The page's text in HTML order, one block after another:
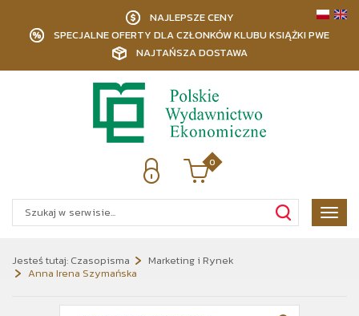
NAJLEPSZE CENY
SPECJALNE OFERTY DLA CZŁONKÓW KLUBU KSIĄŻKI PWE
NAJTAŃSZA DOSTAWA
0
Pokaż
menu
Jesteś tutaj: Czasopisma
Marketing i Rynek
Anna Irena Szymańska